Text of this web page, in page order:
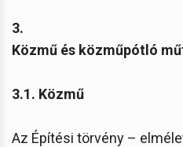
3.
Közmű és közműpótló
3.1. Közmű
Az Építési törvény –